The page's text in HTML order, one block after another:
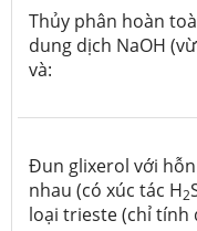
Thủy phân hoàn
dung dịch NaOH
và:
Đun glixerol với hỗ
nhau (có xúc tác H2
loại trieste (chỉtính